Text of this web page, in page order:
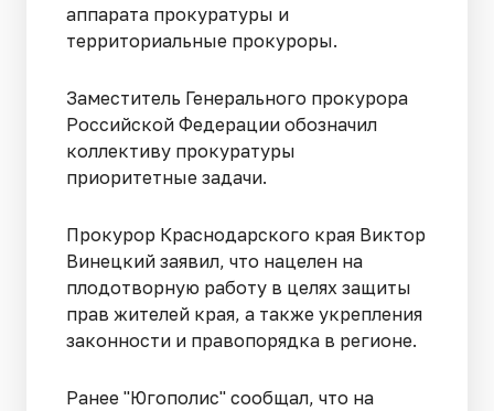
аппарата прокуратуры и
территориальные прокуроры.
Заместитель Генерального прокурора
Российской Федерации обозначил
коллективу прокуратуры
приоритетные задачи.
Прокурор Краснодарского края Виктор
Винецкий заявил, что нацелен на
плодотворную работу в целях защиты
прав жителей края, а также укрепления
законности и правопорядка в регионе.
Ранее "Югополис" сообщал, что на